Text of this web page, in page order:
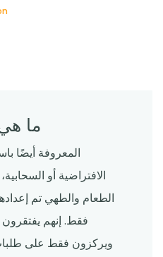
ما
الافتراضية أو
الطعام والطهي تم
فقط. إنهم
ويركزون فقط على